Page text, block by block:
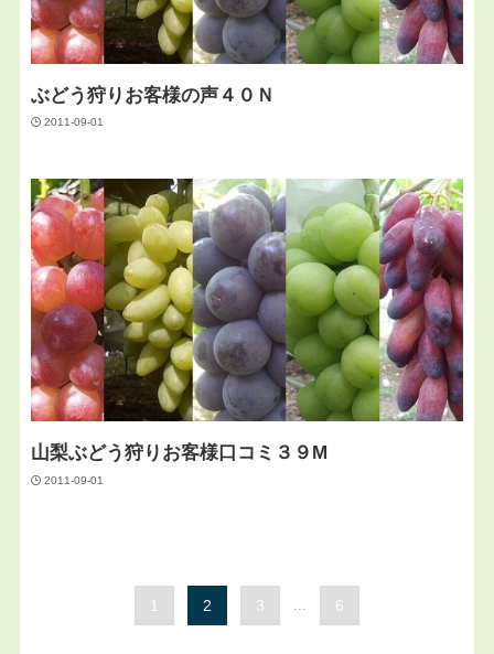
ぶどう狩りお客様の声４０Ｎ
2011-09-01
山梨ぶどう狩りお客様口コミ３９M
2011-09-01
1 2 3 ... 6